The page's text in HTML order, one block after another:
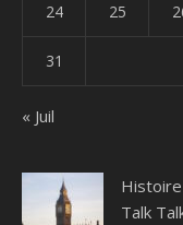
24 25
31
« Juil
Histoire
Talk